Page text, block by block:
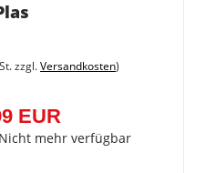
zzgl.Versandkosten)
EUR
mehr verfügbar